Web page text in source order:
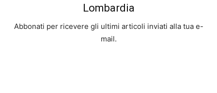
Lombardia
Abbonati per ricevere gli ultimi articoli inviati alla tua e-
mail.